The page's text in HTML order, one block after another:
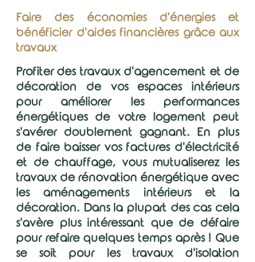
Faire des économies d'énergies et
bénéficier d'aides financières grâce aux
travaux
Profiter des travaux d'agencement et de
décoration de vos espaces intérieurs
pour améliorer les performances
énergétiques de votre logement peut
s'avérer doublement gagnant. En plus
de faire baisser vos factures d'électricité
et de chauffage, vous mutualiserez les
travaux de rénovation énergétique avec
les aménagements intérieurs et la
décoration. Dans la plupart des cas cela
s'avère plus intéressant que de défaire
pour refaire quelques temps après ! Que
se soit pour les travaux d'isolation